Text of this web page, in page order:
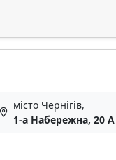
місто Чернігів,
1-а Набережна, 20 А